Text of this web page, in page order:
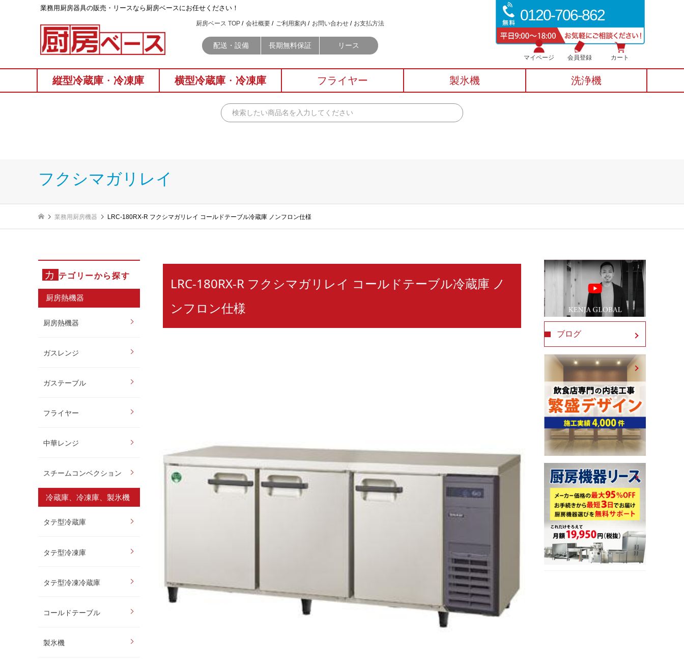
0120-706-862
業務⽤厨房器具の販売・リースなら厨房ベースにお任せください！
厨房ベース TOP 会社概要 ご利用案内 お問い合わせ お支払方法
配送・設備 長期無料保証 リース
マイページ 会員登録 カート
縦型冷蔵庫 ・ 冷凍庫 横型冷蔵庫 ・ 冷凍庫 フライヤー 製氷機 洗浄機
フクシマガリレイ
業務用厨房機器 LRC-180RX-R フクシマガリレイ コールドテーブル冷蔵庫 ノンフロン仕様
カ テゴリーから探す
厨房熱機器
厨房熱機器
ガスレンジ
ガステーブル
フライヤー
中華レンジ
スチームコンベクション
冷蔵庫、冷凍庫、製氷機
タテ型冷蔵庫
タテ型冷凍庫
タテ型冷凍冷蔵庫
コールドテーブル
製氷機
LRC-180RX-R フクシマガリレイ コールドテーブル冷蔵庫 ノ
ンフロン仕様
ブログ